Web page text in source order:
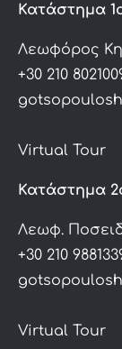
Κατάστημα
Λεωφόρος
+30 210
Virtual Tour
Κατάστημα
Λεωφ.
+30 210
Virtual Tour